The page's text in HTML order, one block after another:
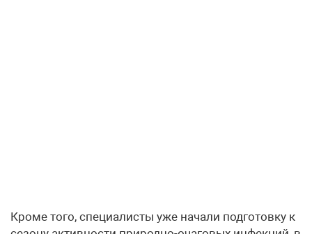
Кроме того, специалисты уже начали подготовку к